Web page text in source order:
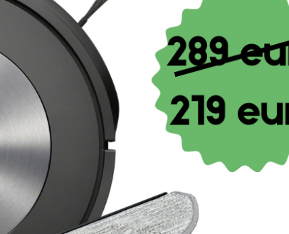
SHOP
un ricambio per il tuo elettrodomestico?
giusto!